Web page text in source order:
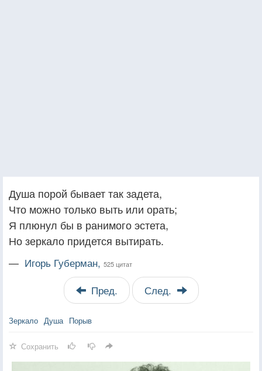
Душа порой бывает так задета,
Что можно только выть или орать;
Я плюнул бы в ранимого эстета,
Но зеркало придется вытирать.
— Игорь Губерман, 525 цитат
Пред. След.
Зеркало Душа Порыв
Сохранить